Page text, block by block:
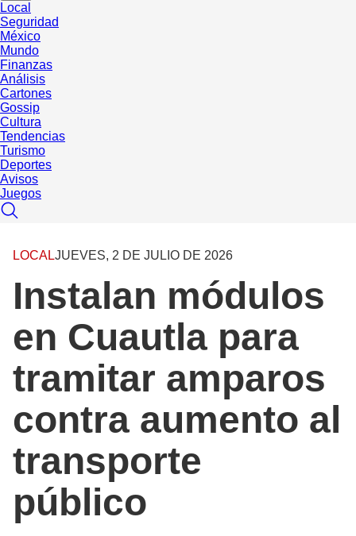
Local
Seguridad
México
Mundo
Finanzas
Análisis
Cartones
Gossip
Cultura
Tendencias
Turismo
Deportes
Avisos
Juegos
LOCALJUEVES, 2 DE JULIO DE 2026
Instalan módulos
en Cuautla para
tramitar amparos
contra aumento al
transporte
público